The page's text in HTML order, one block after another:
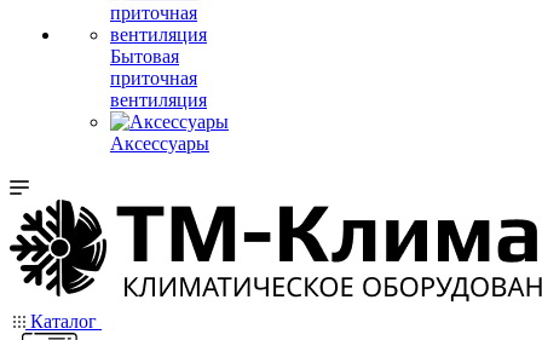
Бытовая
приточная
вентиляция
Аксессуары
Каталог